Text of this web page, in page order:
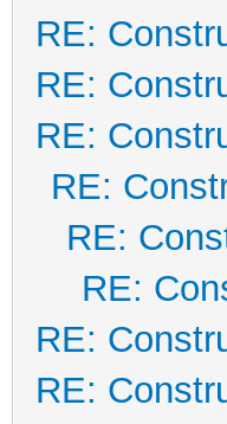
RE:
RE:
RE:
RE:
RE:
RE:
RE:
RE: